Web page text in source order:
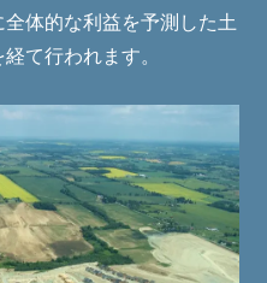
体的な利益を予測した土
て行われます。